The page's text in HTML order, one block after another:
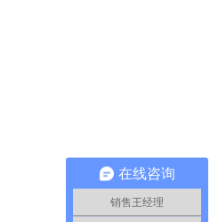
在线咨询
销售王经理